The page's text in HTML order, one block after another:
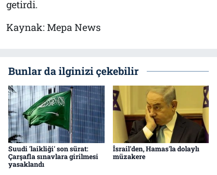
getirdi.
Kaynak: Mepa News
Bunlar da ilginizi çekebilir
Suudi 'laikliği' son sürat:
Çarşafla sınavlara girilmesi
yasaklandı
İsrail'den, Hamas'la dolaylı
müzakere